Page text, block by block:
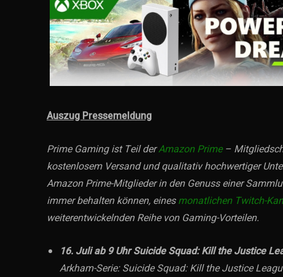
Auszug Pressemeldung
Prime Gaming ist Teil derAmazon Prime–
kostenlosem Versand und qualitativ hochwertiger
Amazon Prime-Mitglieder in den Genuss einer
immer behalten können, einesmonatlichen Twitch-
weiterentwickelnden Reihe von Gaming-Vorteilen.
16. Juli ab 9 UhrSuicide Squad: Kill the Justice
Arkham-Serie: Suicide Squad: Kill the Justice